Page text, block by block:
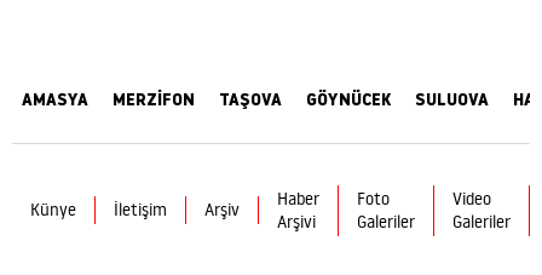
AMASYA MERZİFON TAŞOVA GÖYNÜCEK SULUOVA
Künye İletişim Arşiv
Haber
Arşivi
Foto
Galeriler
Video
Galeriler